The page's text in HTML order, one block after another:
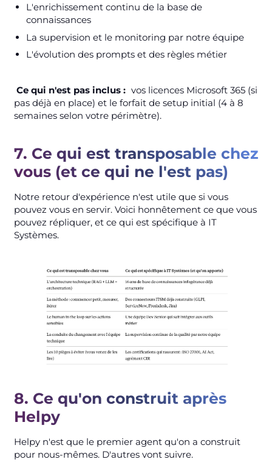
L'enrichissement continu de la base de
connaissances
La supervision et le monitoring par notre équipe
L'évolution des prompts et des règles métier
Ce qui n'est pas inclus : vos licences Microsoft 365 (si
pas déjà en place) et le forfait de setup initial (4 à 8
semaines selon votre périmètre).
7. Ce qui est transposable chez
vous (et ce qui ne l'est pas)
Notre retour d'expérience n'est utile que si vous
pouvez vous en servir. Voici honnêtement ce que vous
pouvez répliquer, et ce qui est spécifique à IT
Systèmes.
8. Ce qu'on construit après
Helpy
Helpy n'est que le premier agent qu'on a construit
pour nous-mêmes. D'autres vont suivre.